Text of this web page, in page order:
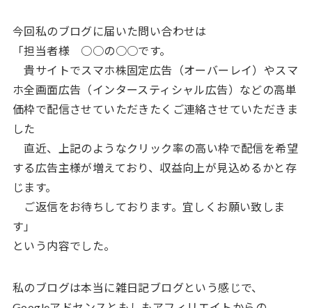
今回私のブログに届いた問い合わせは
「担当者様 ○○の○○です。
貴サイトでスマホ株固定広告（オーバーレイ）やスマ
ホ全画面広告（インタースティシャル広告）などの高単
価枠で配信させていただきたくご連絡させていただきま
した
直近、上記のようなクリック率の高い枠で配信を希望
する広告主様が増えており、収益向上が見込めるかと存
じます。
ご返信をお待ちしております。宜しくお願い致しま
す」
という内容でした。
私のブログは本当に雑日記ブログという感じで、